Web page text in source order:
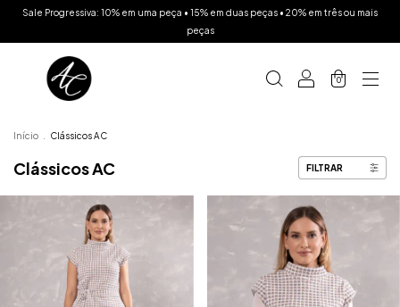
Sale Progressiva: 10% em uma peça • 15% em duas peças • 20% em três ou mais
peças
0
Início Clássicos AC
Clássicos AC FILTRAR